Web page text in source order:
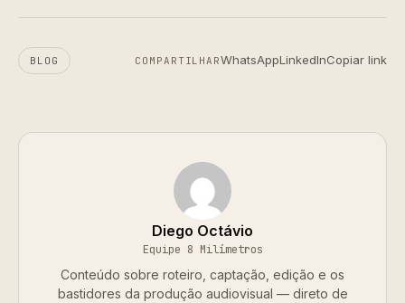
BLOG COMPARTILHARWhatsAppLinkedInCopiar link
Diego Octávio
Equipe 8 Milímetros
Conteúdo sobre roteiro, captação, edição e os
bastidores da produção audiovisual — direto de